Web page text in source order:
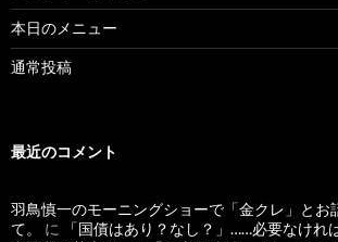
本日のメニュー
通常投稿
最近のコメント
羽鳥慎一のモーニングショーで「金クレ」とお
て。
に
「国債はあり？なし？」……必要なけれ